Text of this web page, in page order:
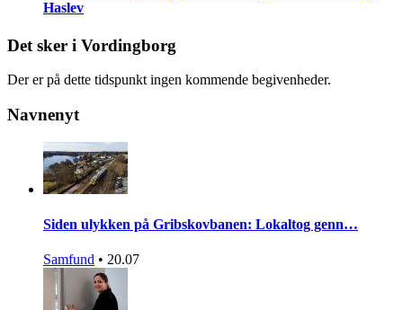
Haslev
Det sker i Vordingborg
Der er på dette tidspunkt ingen kommende begivenheder.
Navnenyt
Siden ulykken på Gribskovbanen: Lokaltog genn…
Samfund • 20.07